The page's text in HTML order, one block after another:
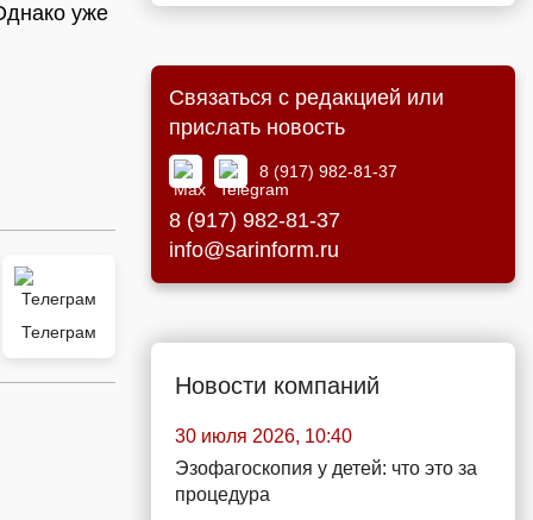
уже
Телеграм
Связаться с редакцией или
прислать новость
8 (917) 982-81-37
8 (917) 982-81-37
info@sarinform.ru
Новости компаний
30 июля 2026, 10:40
Эзофагоскопия у детей: что это за
процедура